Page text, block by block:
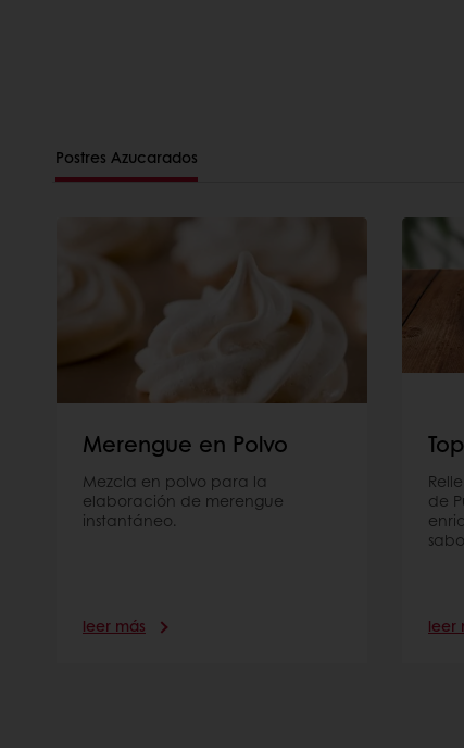
Postres Azucarados
Merengue en Polvo
Mezcla en polvo para la
elaboración de merengue
instantáneo.
leer más
de
leer